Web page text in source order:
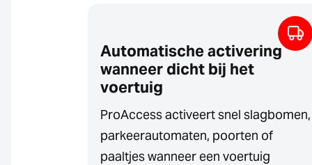
Automatische activering
wanneer dicht bij het
voertuig
ProAccess activeert snel slagbomen,
parkeerautomaten, poorten of
paaltjes wanneer een voertuig